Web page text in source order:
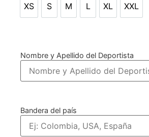
XS
XS
S
S
M
M
L
L
XL
XL
XXL
XXL
Nombre y Apellido del Deportista
Bandera del país